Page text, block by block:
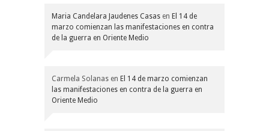
Maria Candelara Jaudenes Casas en El 14 de
marzo comienzan las manifestaciones en contra
de la guerra en Oriente Medio
Carmela Solanas en El 14 de marzo comienzan
las manifestaciones en contra de la guerra en
Oriente Medio